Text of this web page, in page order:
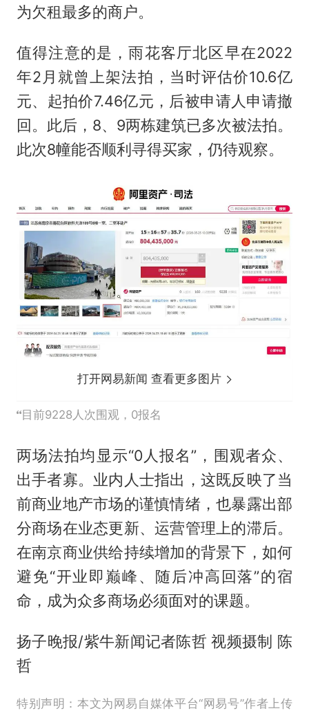
为欠租最多的商户。
值得注意的是，雨花客厅北区早在2022
年2月就曾上架法拍，当时评估价10.6亿
元、起拍价7.46亿元，后被申请人申请撤
回。此后，8、9两栋建筑已多次被法拍。
此次8幢能否顺利寻得买家，仍待观察。
打开网易新闻 查看更多图片
目前9228人次围观，0报名
两场法拍均显示“0人报名”，围观者众、
出手者寡。业内人士指出，这既反映了当
前商业地产市场的谨慎情绪，也暴露出部
分商场在业态更新、运营管理上的滞后。
在南京商业供给持续增加的背景下，如何
避免“开业即巅峰、随后冲高回落”的宿
命，成为众多商场必须面对的课题。
扬子晚报/紫牛新闻记者陈哲 视频摄制 陈
哲
特别声明：本文为网易自媒体平台“网易号”作者上传